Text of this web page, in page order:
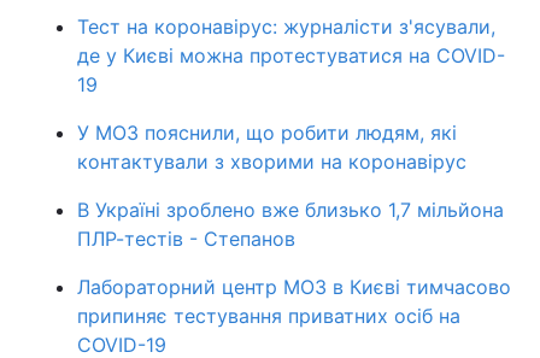
Тест на коронавірус: журналісти з'ясували,
де у Києві можна протестуватися на COVID-
19
У МОЗ пояснили, що робити людям, які
контактували з хворими на коронавірус
В Україні зроблено вже близько 1,7 мільйона
ПЛР-тестів - Степанов
Лабораторний центр МОЗ в Києві тимчасово
припиняє тестування приватних осіб на
COVID-19